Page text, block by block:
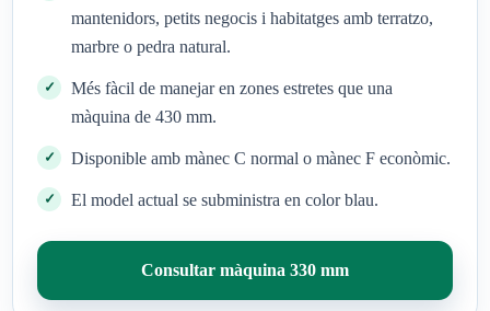
mantenidors, petits negocis i habitatges amb terratzo,
marbre o pedra natural.
Més fàcil de manejar en zones estretes que una
màquina de 430 mm.
Disponible amb mànec C normal o mànec F econòmic.
El model actual se subministra en color blau.
Consultar màquina 330 mm